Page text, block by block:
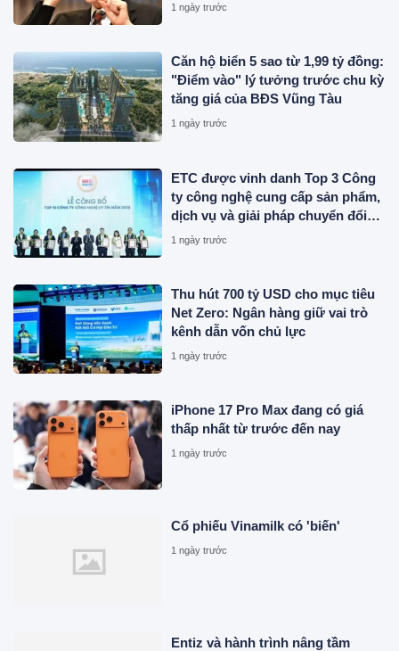
1 ngày trước
Căn hộ biển 5 sao từ 1,99 tỷ đồng:
"Điểm vào" lý tưởng trước chu kỳ
tăng giá của BĐS Vũng Tàu
1 ngày trước
ETC được vinh danh Top 3 Công
ty công nghệ cung cấp sản phẩm,
dịch vụ và giải pháp chuyển đổi
số uy tín năm 2026
1 ngày trước
Thu hút 700 tỷ USD cho mục tiêu
Net Zero: Ngân hàng giữ vai trò
kênh dẫn vốn chủ lực
1 ngày trước
iPhone 17 Pro Max đang có giá
thấp nhất từ trước đến nay
1 ngày trước
Cổ phiếu Vinamilk có 'biến'
1 ngày trước
Entiz và hành trình nâng tầm